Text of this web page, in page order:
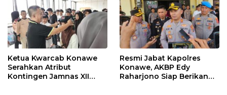
Ketua Kwarcab Konawe
Serahkan Atribut
Kontingen Jamnas XII
Resmi Jabat Kapolres
Konawe, AKBP Edy
Raharjono Siap Berikan